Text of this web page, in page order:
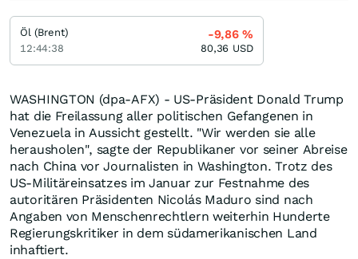
WASHINGTON (dpa-AFX) - US-Präsident Donald Trump
hat die Freilassung aller politischen Gefangenen in
Venezuela in Aussicht gestellt. "Wir werden sie alle
herausholen", sagte der Republikaner vor seiner Abreise
nach China vor Journalisten in Washington. Trotz des
US-Militäreinsatzes im Januar zur Festnahme des
autoritären Präsidenten Nicolás Maduro sind nach
Angaben von Menschenrechtlern weiterhin Hunderte
Regierungskritiker in dem südamerikanischen Land
inhaftiert.
Öl (Brent)
12:44:38
-9,86%
80,36 USD